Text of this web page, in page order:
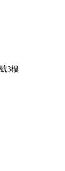
3樓